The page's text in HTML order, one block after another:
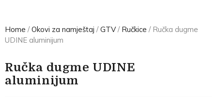
Home /Okovi za namještaj /GTV/ Ručkice / Ručka dugme
UDINE aluminijum
Ručka dugme UDINE
aluminijum